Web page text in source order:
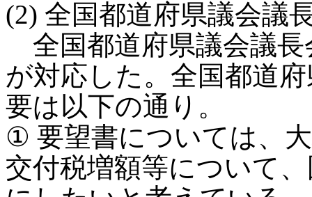
(2) 全国都道府県議会議
全国都道府県議会議長
が対応した。全国都道
要は以下の通り。
① 要望書については、
交付税増額等について